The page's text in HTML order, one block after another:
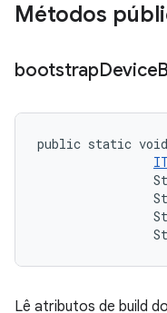
Métodos
bootstrapDevice
public static
Lê atributos de build